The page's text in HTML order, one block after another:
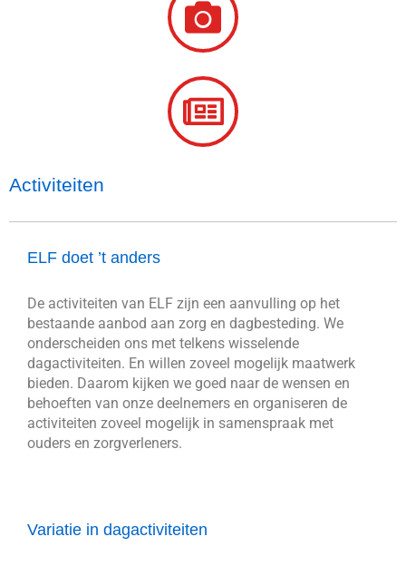
Activiteiten
ELF doet ’t anders
De activiteiten van ELF zijn een aanvulling op het
bestaande aanbod aan zorg en dagbesteding. We
onderscheiden ons met telkens wisselende
dagactiviteiten. En willen zoveel mogelijk maatwerk
bieden. Daarom kijken we goed naar de wensen en
behoeften van onze deelnemers en organiseren de
activiteiten zoveel mogelijk in samenspraak met
ouders en zorgverleners.
Variatie in dagactiviteiten